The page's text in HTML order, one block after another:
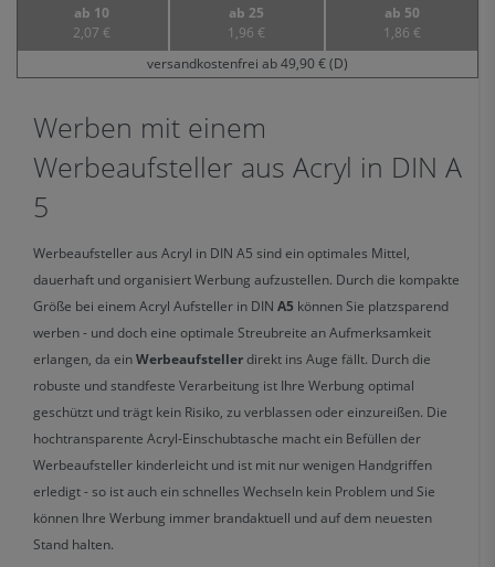
ab 10
2,07 €
ab 25
1,96 €
ab 50
1,86 €
versandkostenfrei ab 49,90 € (D)
Werben mit einem
Werbeaufsteller aus Acryl in DIN A
5
Werbeaufsteller aus Acryl in DIN A5 sind ein optimales Mittel,
dauerhaft und organisiert Werbung aufzustellen. Durch die kompakte
Größe bei einem Acryl Aufsteller in DIN A5 können Sie platzsparend
werben - und doch eine optimale Streubreite an Aufmerksamkeit
erlangen, da einWerbeaufstellerdirekt ins Auge fällt. Durch die
robuste und standfeste Verarbeitung ist Ihre Werbung optimal
geschützt und trägt kein Risiko, zu verblassen oder einzureißen. Die
hochtransparente Acryl-Einschubtasche macht ein Befüllen der
Werbeaufsteller kinderleicht und ist mit nur wenigen Handgriffen
erledigt - so ist auch ein schnelles Wechseln kein Problem und Sie
können Ihre Werbung immer brandaktuell und auf dem neuesten
Stand halten.